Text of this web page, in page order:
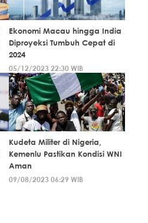
Ekonomi Macau hingga India
Diproyeksi Tumbuh Cepat di
2024
05/12/2023 22:30 WIB
Kudeta Militer di Nigeria,
Kemenlu Pastikan Kondisi WNI
Aman
09/08/2023 06:29 WIB